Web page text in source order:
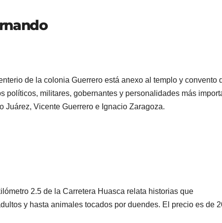
de la colonia Guerrero está anexo al templo y convento
políticos, militares, gobernantes y personalidades más
Vicente Guerrero e Ignacio Zaragoza.
2.5 de la Carretera Huasca relata historias que
y hasta animales tocados por duendes. El precio es de